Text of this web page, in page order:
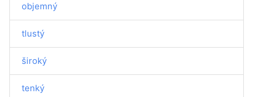
objemný
tlustý
široký
tenký